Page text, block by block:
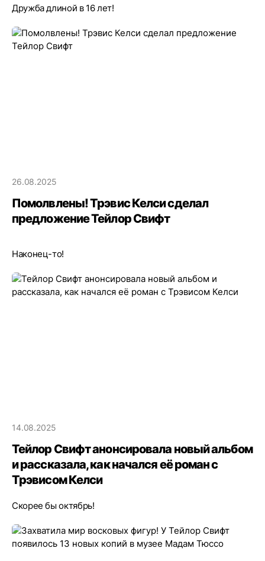
Дружба длиной в 16 лет!
26.08.2025
Помолвлены! Трэвис Келси сделал
предложение Тейлор Свифт
Наконец-то!
14.08.2025
Тейлор Свифт анонсировала новый альбом
и рассказала, как начался её роман с
Трэвисом Келси
Скорее бы октябрь!